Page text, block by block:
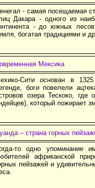
- самая посещаемая
Дакара - одного из
- до южных
богатая традициями и
Мексика
Сити основан в
боги повелели
озера Тескоко, где
который пожирает
– страна горных
то одно упоминание
африканской
пейзажей и